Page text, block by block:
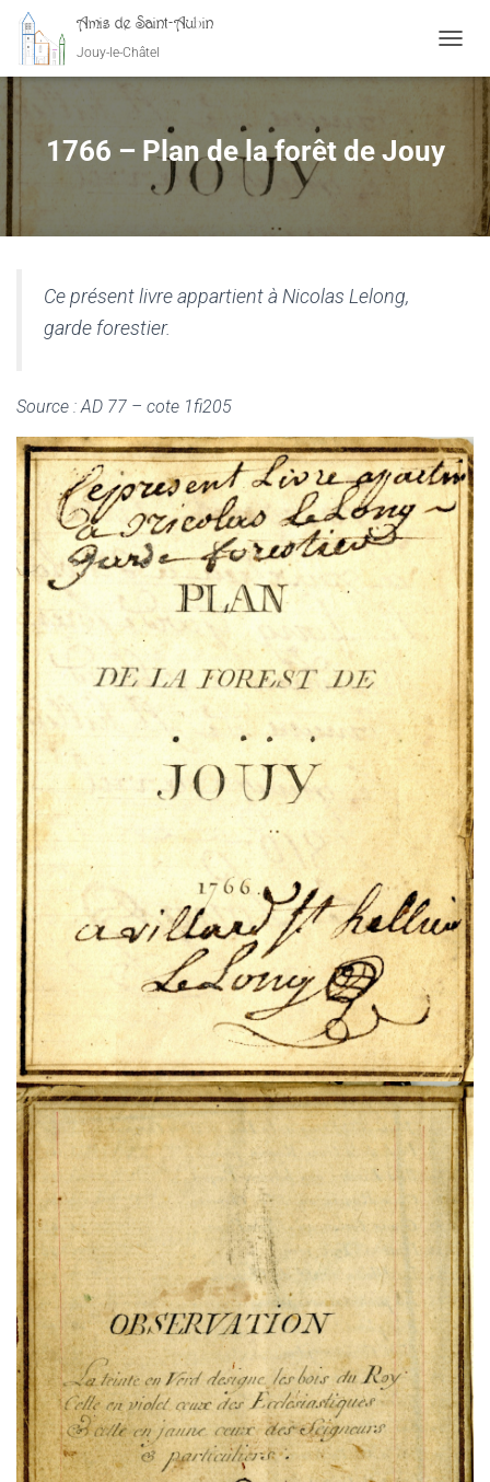
Amis de Saint-Aubin
Jouy-le-Châtel
1766 – Plan de la forêt de Jouy
Ce présent livre appartient à Nicolas Lelong,
garde forestier.
Source : AD 77 – cote 1fi205